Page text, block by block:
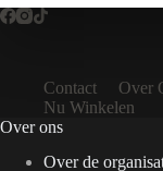
Contact Over
Nu Winkelen
Over ons
Over de